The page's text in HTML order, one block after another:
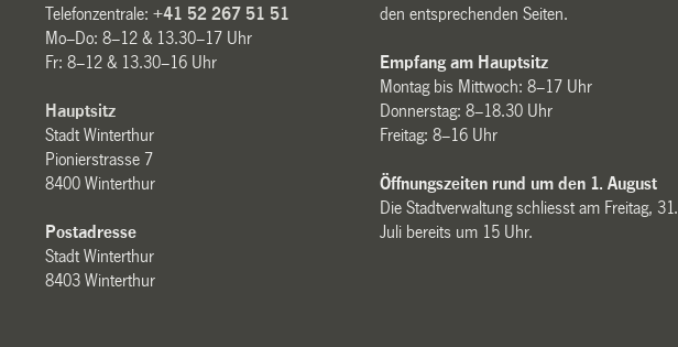
Telefonzentrale:+41 52 267 51 51
Mo–Do: 8–12 & 13.30–17 Uhr
Fr: 8–12 & 13.30–16 Uhr
Hauptsitz
Stadt Winterthur
Pionierstrasse 7
8400 Winterthur
Postadresse
Stadt Winterthur
8403 Winterthur
den entsprechenden Seiten.
Empfang am Hauptsitz
Montag bis Mittwoch: 8–17 Uhr
Donnerstag: 8–18.30 Uhr
Freitag: 8–16 Uhr
Öffnungszeiten rund um den 1. August
Die Stadtverwaltung schliesst am Freitag, 31.
Juli bereits um 15 Uhr.